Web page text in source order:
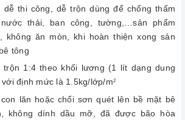
dễ thi công, dễ trộn dùng để chống thấm
thải, ban công, tường,…sản phẩm
không ăn mòn, khi hoàn thiện xong sản
tông
trộn 1:4 theo khối lương (1 lít dạng dung
định mức là 1.5kg/lớp/m2
lăn hoặc chổi sơn quét lên bề mặt bê
không dính dầu mỡ, đã được bão hòa